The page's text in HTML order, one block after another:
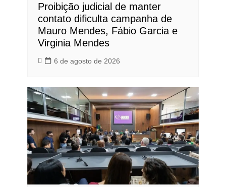
Proibição judicial de manter
contato dificulta campanha de
Mauro Mendes, Fábio Garcia e
Virginia Mendes
6 de agosto de 2026